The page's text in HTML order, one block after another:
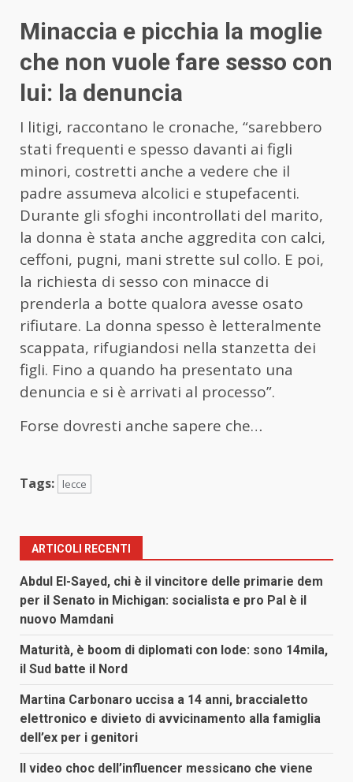
Minaccia e picchia la moglie
che non vuole fare sesso con
lui: la denuncia
I litigi, raccontano le cronache, “sarebbero
stati frequenti e spesso davanti ai figli
minori, costretti anche a vedere che il
padre assumeva alcolici e stupefacenti.
Durante gli sfoghi incontrollati del marito,
la donna è stata anche aggredita con calci,
ceffoni, pugni, mani strette sul collo. E poi,
la richiesta di sesso con minacce di
prenderla a botte qualora avesse osato
rifiutare. La donna spesso è letteralmente
scappata, rifugiandosi nella stanzetta dei
figli. Fino a quando ha presentato una
denuncia e si è arrivati al processo”.
Forse dovresti anche sapere che…
Tags: lecce
ARTICOLI RECENTI
Abdul El-Sayed, chi è il vincitore delle primarie dem
per il Senato in Michigan: socialista e pro Pal è il
nuovo Mamdani
Maturità, è boom di diplomati con lode: sono 14mila,
il Sud batte il Nord
Martina Carbonaro uccisa a 14 anni, braccialetto
elettronico e divieto di avvicinamento alla famiglia
dell’ex per i genitori
Il video choc dell’influencer messicano che viene